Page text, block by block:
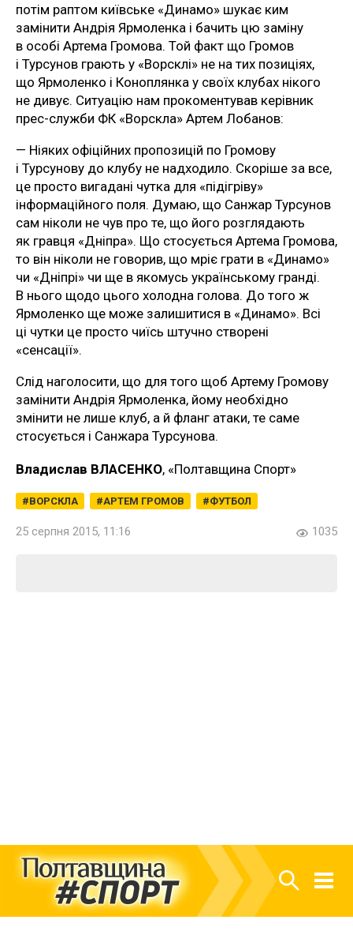
потім раптом київське «Динамо» шукає ким
замінити Андрія Ярмоленка і бачить цю заміну
в особі Артема Громова. Той факт що Громов
і Турсунов грають у «Ворсклі» не на тих позиціях,
що Ярмоленко і Коноплянка у своїх клубах нікого
не дивує. Ситуацію нам прокоментував керівник
прес-служби ФК «Ворскла» Артем Лобанов:
— Ніяких офіційних пропозицій по Громову
і Турсунову до клубу не надходило. Скоріше за все,
це просто вигадані чутка для «підігріву»
інформаційного поля. Думаю, що Санжар Турсунов
сам ніколи не чув про те, що його розглядають
як гравця «Дніпра». Що стосується Артема Громова,
то він ніколи не говорив, що мріє грати в «Динамо»
чи «Дніпрі» чи ще в якомусь українському гранді.
В нього щодо цього холодна голова. До того ж
Ярмоленко ще може залишитися в «Динамо». Всі
ці чутки це просто чиїсь штучно створені
«сенсації».
Слід наголосити, що для того щоб Артему Громову
замінити Андрія Ярмоленка, йому необхідно
змінити не лише клуб, а й фланг атаки, те саме
стосується і Санжара Турсунова.
Владислав ВЛАСЕНКО, «Полтавщина Спорт»
ВОРСКЛА АРТЕМ ГРОМОВ ФУТБОЛ
25 серпня 2015, 11:16 1035